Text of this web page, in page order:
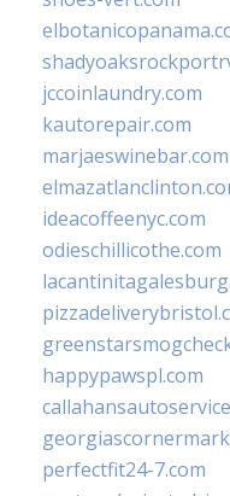
jccoinlaundry.com
kautorepair.com
marjaeswinebar.com
ideacoffeenyc.com
odieschillicothe.com
happypawspl.com
perfectfit24-7.com